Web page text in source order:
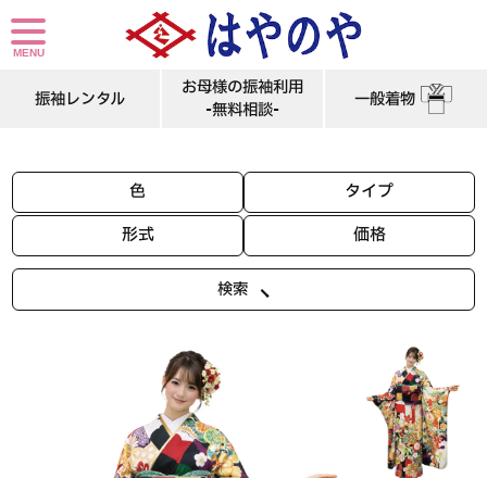
振袖レンタル
お母様の振袖利用
-無料相談-
一般着物
色
タイプ
形式
価格
検索